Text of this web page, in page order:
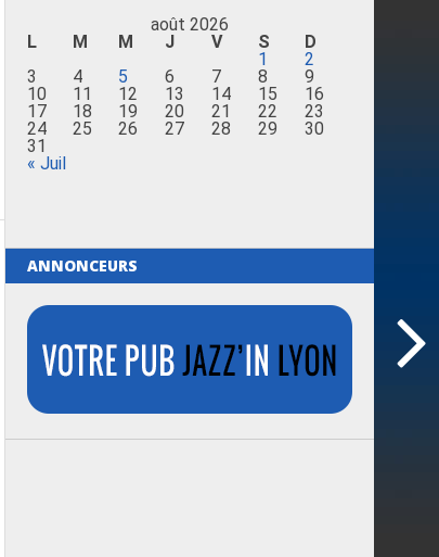
août 2026
L
M M J V S
D
1
2
3
4 5 6 7 8
9
10
11 12 13 14 15
16
17
18 19 20 21 22
23
24
25 26 27 28 29
30
31
« Juil
ANNONCEURS